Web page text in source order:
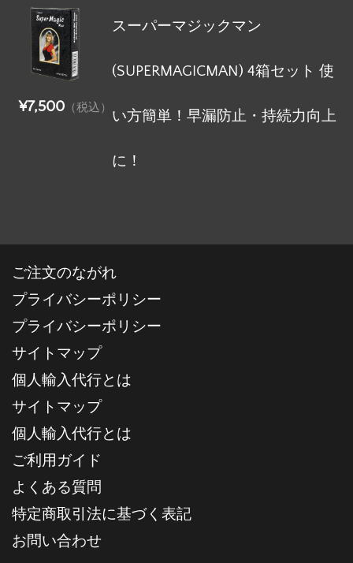
スーパーマジックマン
(SUPERMAGICMAN) 4箱セット 使
い方簡単！早漏防止・持続力向上
に！
¥7,500 （税込）
ご注文のながれ
プライバシーポリシー
プライバシーポリシー
サイトマップ
個人輸入代行とは
サイトマップ
個人輸入代行とは
ご利用ガイド
よくある質問
特定商取引法に基づく表記
お問い合わせ